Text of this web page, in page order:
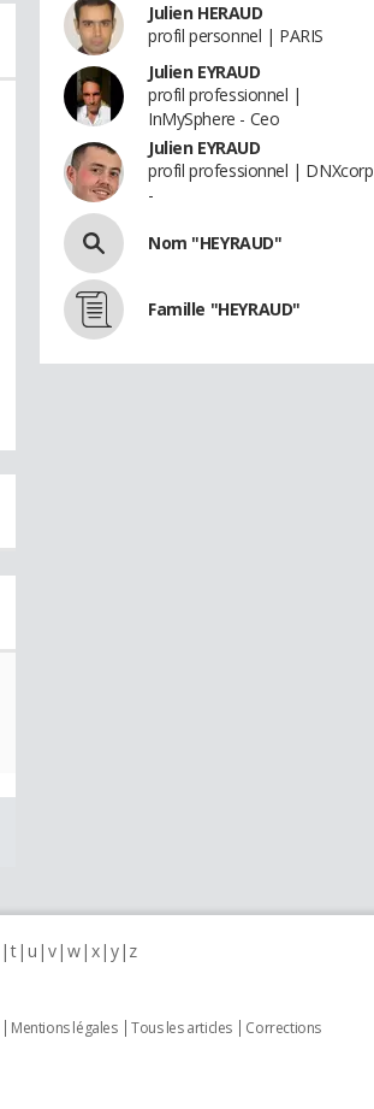
Julien HERAUD
profil personnel | PARIS
Julien EYRAUD
profil professionnel |
InMySphere - Ceo
Julien EYRAUD
profil professionnel | DNXcorp
-
Nom "HEYRAUD"
Famille "HEYRAUD"
t u v w x y z
Mentions légales Tous les articles
Corrections